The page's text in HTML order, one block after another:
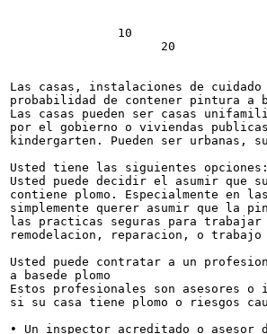
               10
                     20
Las casas, instalaciones de
probabilidad de contener pintura a
Las casas pueden ser casas
por el gobierno o viviendas
kindergarten. Pueden ser urbanas,
Usted tiene las siguientes opciones:
Usted puede decidir el asumir que
contiene plomo. Especialmente en
simplemente querer asumir que la
las practicas seguras para
remodelacion, reparacion, o
Usted puede contratar a un
a basede plomo
Estos profesionales son asesores o
si su casa tiene plomo o riesgos
• Un inspector acreditado o